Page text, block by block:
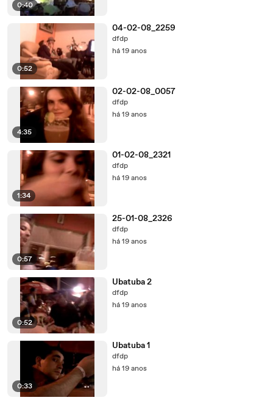
0:40
0:52
04-02-08_2259
dfdp
há 19 anos
4:35
02-02-08_0057
dfdp
há 19 anos
1:34
01-02-08_2321
dfdp
há 19 anos
0:57
25-01-08_2326
dfdp
há 19 anos
0:52
Ubatuba 2
dfdp
há 19 anos
0:33
Ubatuba 1
dfdp
há 19 anos